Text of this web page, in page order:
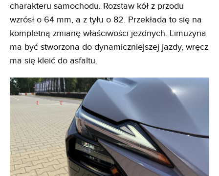
charakteru samochodu. Rozstaw kół z przodu
wzrósł o 64 mm, a z tyłu o 82. Przekłada to się na
kompletną zmianę właściwości jezdnych. Limuzyna
ma być stworzona do dynamiczniejszej jazdy, wręcz
ma się kleić do asfaltu.